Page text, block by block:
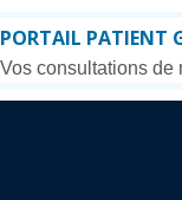
PORTAIL PATIENT
Vos consultations de